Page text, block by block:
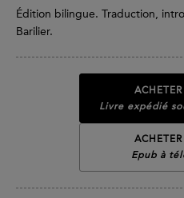
Édition bilingue. Traduction,
Barilier.
ACHETER
Livre expédié
Epub à